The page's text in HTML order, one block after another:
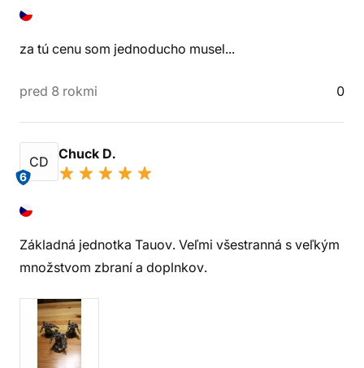
za tú cenu som jednoducho musel...
pred 8 rokmi 0
CD
6
Chuck D.
Základná jednotka Tauov. Veľmi všestranná s veľkým
množstvom zbraní a doplnkov.